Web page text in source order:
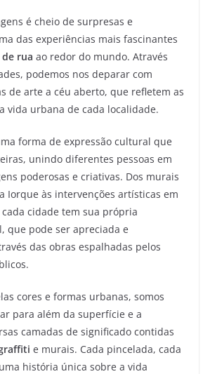
é cheio de surpresas e
das experiências mais fascinantes
rua ao redor do mundo. Através
podemos nos deparar com
de arte a céu aberto, que refletem as
vida urbana de cada localidade.
forma de expressão cultural que
unindo diferentes pessoas em
poderosas e criativas. Dos murais
Iorque às intervenções artísticas em
cidade tem sua própria
que pode ser apreciada e
das obras espalhadas pelos
cores e formas urbanas, somos
para além da superfície e a
camadas de significado contidas
e murais. Cada pincelada, cada
história única sobre a vida